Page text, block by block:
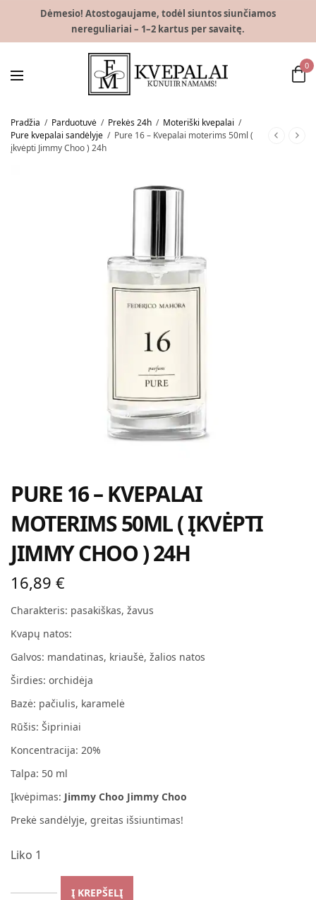
Dėmesio! Atostogaujame, todėl siuntos siunčiamos
nereguliariai – 1–2 kartus per savaitę.
0
Pradžia / Parduotuvė / Prekės 24h / Moteriški kvepalai /
Pure kvepalai sandėlyje / Pure 16 – Kvepalai moterims 50ml (
įkvėpti Jimmy Choo ) 24h
PURE 16 – KVEPALAI
MOTERIMS 50ML ( ĮKVĖPTI
JIMMY CHOO ) 24H
16,89€
Charakteris: pasakiškas, žavus
Kvapų natos:
Galvos: mandatinas, kriaušė, žalios natos
Širdies: orchidėja
Bazė: pačiulis, karamelė
Rūšis: Šipriniai
Koncentracija: 20%
Talpa: 50 ml
Įkvėpimas: Jimmy Choo Jimmy Choo
Prekė sandėlyje, greitas išsiuntimas!
Liko 1
Į KREPŠELĮ